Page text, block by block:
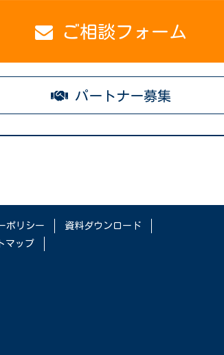
ご相談フォーム
パートナー募集
ポリシー
資料ダウンロード
マップ